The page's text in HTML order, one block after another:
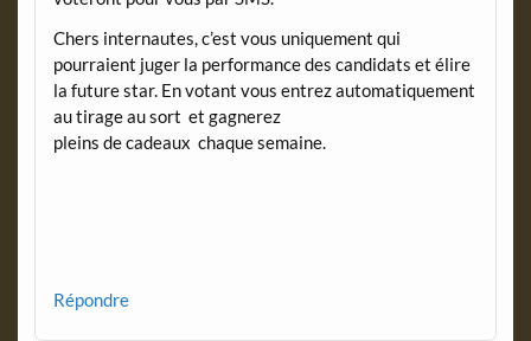
Chers internautes, c’est vous uniquement qui
pourraient juger la performance des candidats et élire
la future star. En votant vous entrez automatiquement
au tirage au sort et gagnerez
pleins de cadeaux chaque semaine.
Répondre